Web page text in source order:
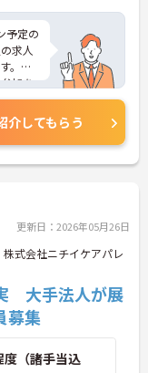
予定の
求人
。社
加を
格を
ま
介してもらう
更新日：2026年05月26日
株式会社ニチイケアパレ
大手法人が展
募集
度（諸手当込